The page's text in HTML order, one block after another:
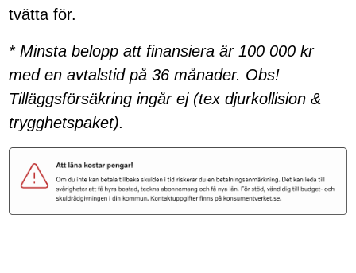
tvätta för.
* Minsta belopp att finansiera är 100 000 kr
med en avtalstid på 36 månader. Obs!
Tilläggsförsäkring ingår ej (tex djurkollision &
trygghetspaket).